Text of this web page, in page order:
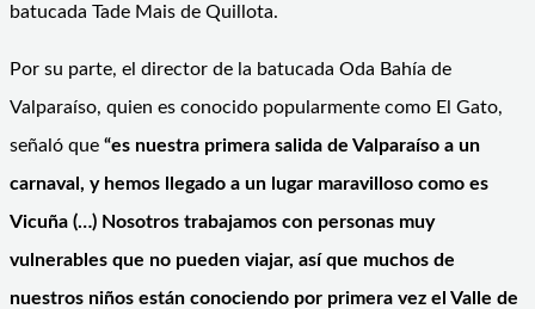
batucada Tade Mais de Quillota.
Por su parte, el director de la batucada Oda Bahía de
Valparaíso, quien es conocido popularmente como El Gato,
señaló que “es nuestra primera salida de Valparaíso a un
carnaval, y hemos llegado a un lugar maravilloso como es
Vicuña (…) Nosotros trabajamos con personas muy
vulnerables que no pueden viajar, así que muchos de
nuestros niños están conociendo por primera vez el Valle de